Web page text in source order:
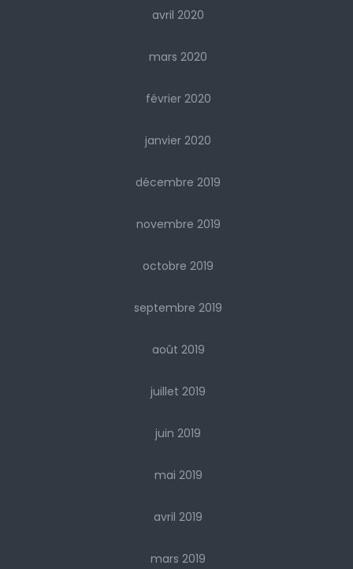
avril 2020
mars 2020
février 2020
janvier 2020
décembre 2019
novembre 2019
octobre 2019
septembre 2019
août 2019
juillet 2019
juin 2019
mai 2019
avril 2019
mars 2019